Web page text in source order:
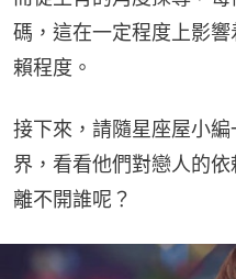
碼，這在一定程度上影
賴程度。
接下來，請隨星座屋小
界，看看他們對戀人的
離不開誰呢？